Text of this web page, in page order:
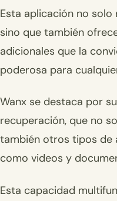
Esta aplicación no
sino que también
adicionales que la
poderosa para
Wanx se destaca por
recuperación, que no
también otros tipos de
como videos y
Esta capacidad